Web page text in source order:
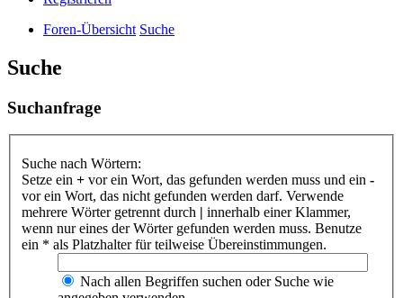
Foren-Übersicht Suche
Suche
Suchanfrage
Suche nach Wörtern:
Setze ein + vor ein Wort, das gefunden werden muss und ein -
vor ein Wort, das nicht gefunden werden darf. Verwende
mehrere Wörter getrennt durch | innerhalb einer Klammer,
wenn nur eines der Wörter gefunden werden muss. Benutze
ein * als Platzhalter für teilweise Übereinstimmungen.
Nach allen Begriffen suchen oder Suche wie